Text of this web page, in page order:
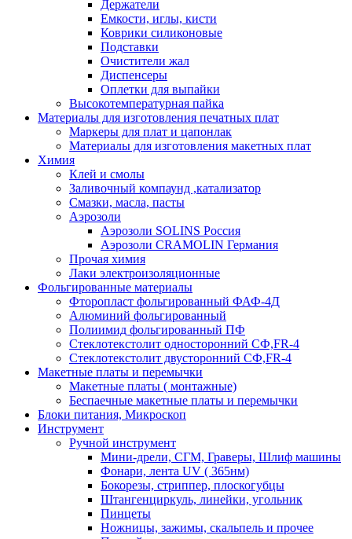
Держатели
Емкости, иглы, кисти
Коврики силиконовые
Подставки
Очистители жал
Диспенсеры
Оплетки для выпайки
Высокотемпературная пайка
Материалы для изготовления печатных плат
Маркеры для плат и цапонлак
Материалы для изготовления макетных плат
Химия
Клей и смолы
Заливочный компаунд ,катализатор
Смазки, масла, пасты
Аэрозоли
Аэрозоли SOLINS Россия
Аэрозоли CRAMOLIN Германия
Прочая химия
Лаки электроизоляционные
Фольгированные материалы
Фторопласт фольгированный ФАФ-4Д
Алюминий фольгированный
Полиимид фольгированный ПФ
Стеклотекстолит односторонний CФ,FR-4
Стеклотекстолит двусторонний СФ,FR-4
Макетные платы и перемычки
Макетные платы ( монтажные)
Беспаечные макетные платы и перемычки
Блоки питания, Микроскоп
Инструмент
Ручной инструмент
Мини-дрели, СГМ, Граверы, Шлиф машины
Фонари, лента UV ( 365нм)
Бокорезы, cтриппер, плоскогубцы
Штангенциркуль, линейки, угольник
Пинцеты
Ножницы, зажимы, скальпель и прочее